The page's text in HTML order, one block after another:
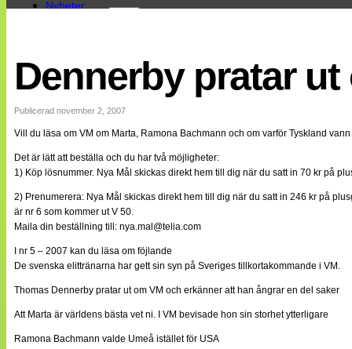
Nyheter
EM 2013
Internationellt
Bildreportage
Bloggar
Lagen
Webb-TV
Medlemsbilder
Till klubbkassan
NÄTverket
Om oss
Statistik
Tipsa Damfotboll
Dennerby pratar ut
Publicerad november 2, 2007
Vill du läsa om VM om Marta, Ramona Bachmann och om varför Tyskland
Det är lätt att beställa och du har två möjligheter:
1) Köp lösnummer. Nya Mål skickas direkt hem till dig när du satt in 70 kr på
2) Prenumerera: Nya Mål skickas direkt hem till dig när du satt in 246 kr på
är nr 6 som kommer ut V 50.
Maila din beställning till: nya.mal@telia.com
I nr 5 – 2007 kan du läsa om föjlande
De svenska elittränarna har gett sin syn på Sveriges tillkortakommande i VM.
Thomas Dennerby pratar ut om VM och erkänner att han ångrar en del saker
Att Marta är världens bästa vet ni. I VM bevisade hon sin storhet ytterligare
Ramona Bachmann valde Umeå istället för USA